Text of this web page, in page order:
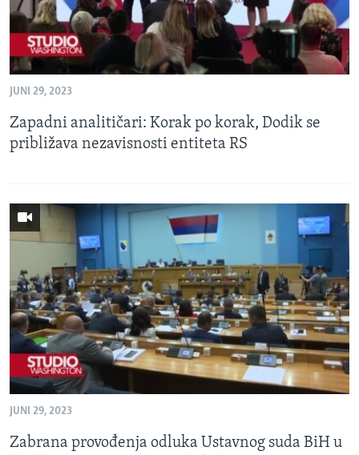
JUNI 29, 2023
Zapadni analitičari: Korak po korak, Dodik se
približava nezavisnosti entiteta RS
JUNI 29, 2023
Zabrana provođenja odluka Ustavnog suda BiH u